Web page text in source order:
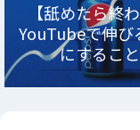
【舐めたら終わ
YouTubeで伸び
にすること